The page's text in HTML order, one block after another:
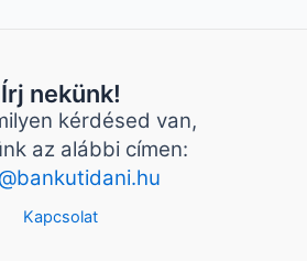
Írj nekünk!
kérdésed van,
az alábbi címen:
Kapcsolat